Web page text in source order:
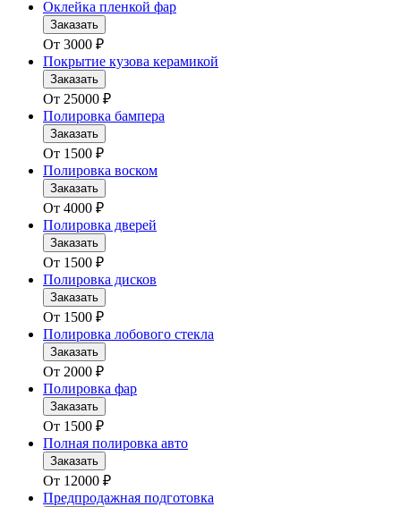
Оклейка пленкой фар
Заказать
От 3000 ₽
Покрытие кузова керамикой
Заказать
От 25000 ₽
Полировка бампера
Заказать
От 1500 ₽
Полировка воском
Заказать
От 4000 ₽
Полировка дверей
Заказать
От 1500 ₽
Полировка дисков
Заказать
От 1500 ₽
Полировка лобового стекла
Заказать
От 2000 ₽
Полировка фар
Заказать
От 1500 ₽
Полная полировка авто
Заказать
От 12000 ₽
Предпродажная подготовка